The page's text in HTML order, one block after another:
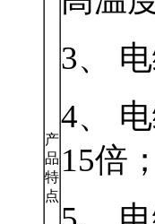
产
品
特
点
3
4、
15倍